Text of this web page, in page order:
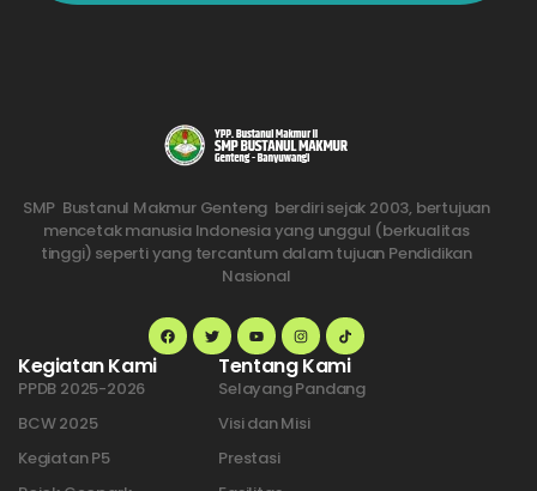
SMP Bustanul Makmur Genteng berdiri sejak 2003, bertujuan
mencetak manusia Indonesia yang unggul (berkualitas
tinggi) seperti yang tercantum dalam tujuan Pendidikan
Nasional
Kegiatan Kami
PPDB 2025-2026
BCW 2025
Kegiatan P5
Tentang Kami
Selayang Pandang
Visi dan Misi
Prestasi